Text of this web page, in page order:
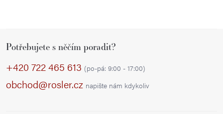
Potřebujete s něčím poradit?
+420 722 465 613 (po-pá: 9:00 - 17:00)
obchod@rosler.cz napište nám kdykoliv